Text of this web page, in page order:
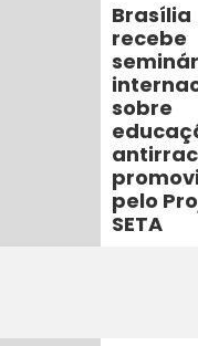
Brasília
recebe
sobre
pelo
SETA